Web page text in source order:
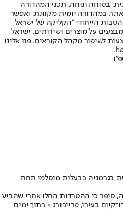
בטוחה ונוחה. תכני המהדורה
במהדורה יומית מקוונת, ואפשר
הייחודי "הקליקה של ישראל
על מוצרים ושירותים. ישראל
לשיפור מקהל הקוראים. פנו אלינו
בגרמניה בבעלות מוסלמי תחת
סיפר כי ההטרדות החלו אחרי שהביע
בעירו, פרייבורג • בתוך ימים